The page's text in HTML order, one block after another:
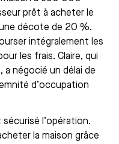
prêt à acheter le
décote de 20 %.
intégralement les
les frais. Claire, qui
a négocié un délai de
d’occupation
l’opération.
la maison grâce